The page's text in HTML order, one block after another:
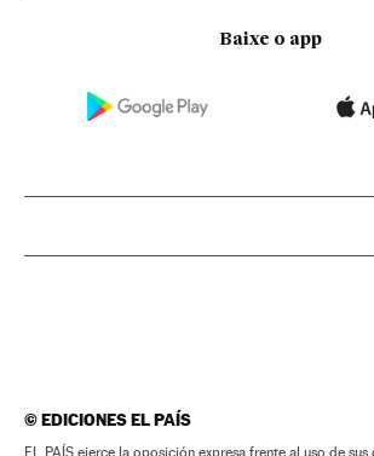
Baixe o app
©EDICIONES EL PAÍS
EL PAÍS ejerce la oposición expresa frente al uso de